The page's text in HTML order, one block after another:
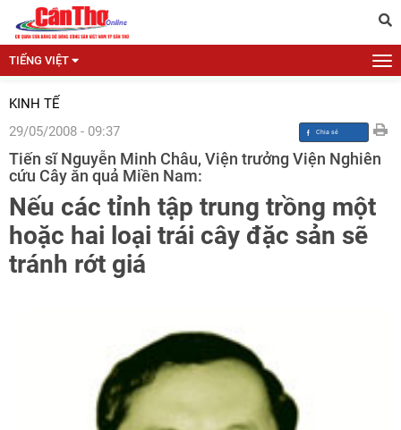
TIẾNG VIỆT
KINH TẾ
29/05/2008 - 09:37
Tiến sĩ Nguyễn Minh Châu, Viện trưởng Viện Nghiên
cứu Cây ăn quả Miền Nam:
Nếu các tỉnh tập trung trồng một
hoặc hai loại trái cây đặc sản sẽ
tránh rớt giá